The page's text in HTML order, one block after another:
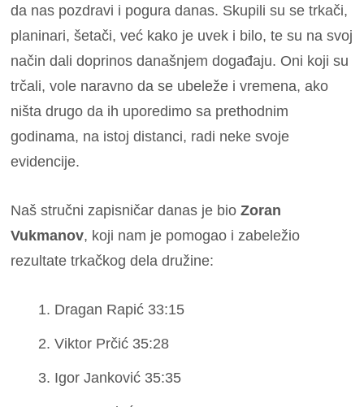
da nas pozdravi i pogura danas. Skupili su se trkači,
planinari, šetači, već kako je uvek i bilo, te su na svoj
način dali doprinos današnjem događaju. Oni koji su
trčali, vole naravno da se ubeleže i vremena, ako
ništa drugo da ih uporedimo sa prethodnim
godinama, na istoj distanci, radi neke svoje
evidencije.
Naš stručni zapisničar danas je bioZoran
Vukmanov, koji nam je pomogao i zabeležio
rezultate trkačkog dela družine:
Dragan Rapić 33:15
Viktor Prčić 35:28
Igor Janković 35:35